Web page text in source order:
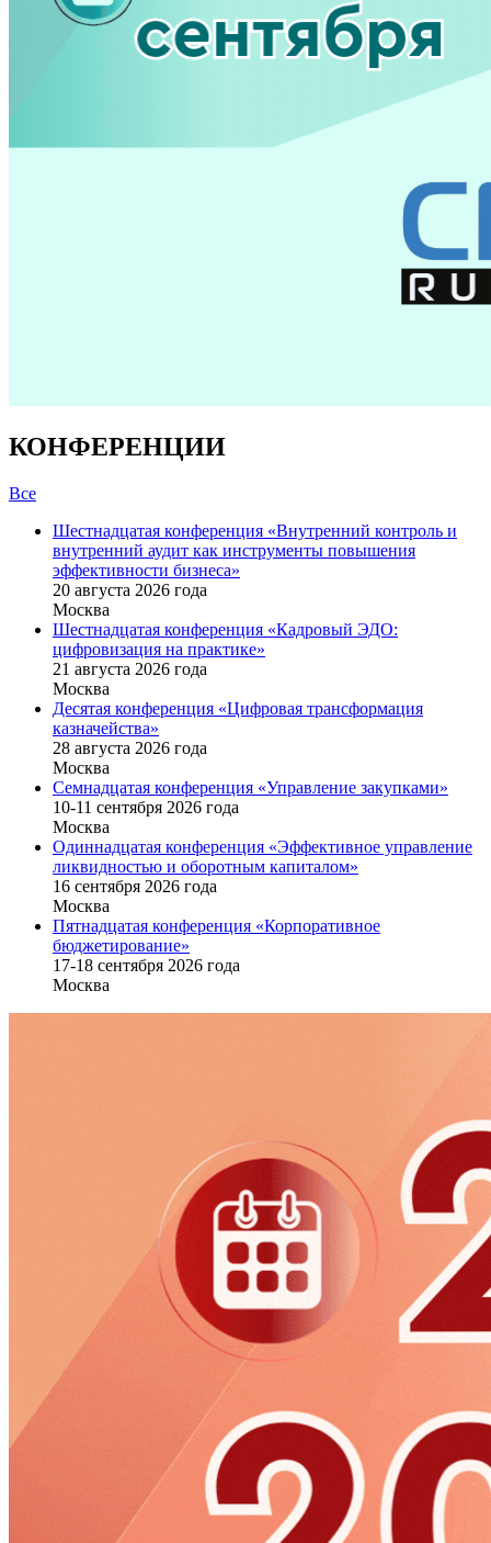
КОНФЕРЕНЦИИ
Все
Шестнадцатая конференция «Внутренний контроль и
внутренний аудит как инструменты повышения
эффективности бизнеса»
20 августа 2026 года
Москва
Шестнадцатая конференция «Кадровый ЭДО:
цифровизация на практике»
21 августа 2026 года
Москва
Десятая конференция «Цифровая трансформация
казначейства»
28 августа 2026 года
Москва
Семнадцатая конференция «Управление закупками»
10-11 сентября 2026 года
Москва
Одиннадцатая конференция «Эффективное управление
ликвидностью и оборотным капиталом»
16 cентября 2026 года
Москва
Пятнадцатая конференция «Корпоративное
бюджетирование»
17-18 сентября 2026 года
Москва